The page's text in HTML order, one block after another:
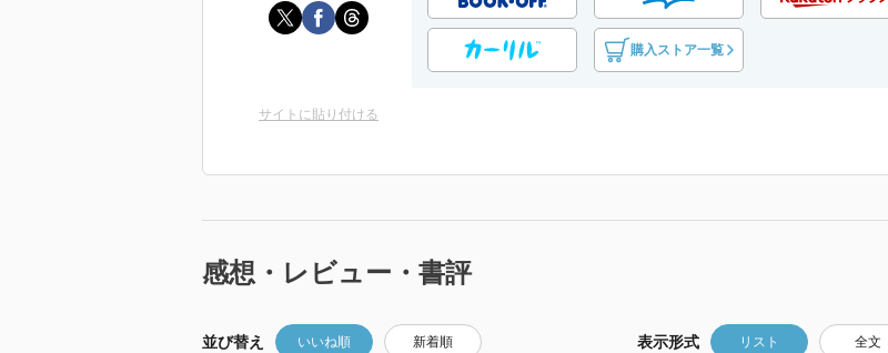
購入ストア一覧
サイトに貼り付ける
感想・レビュー・書評
並び替え いいね順 新着順 表示形式 リスト 全文